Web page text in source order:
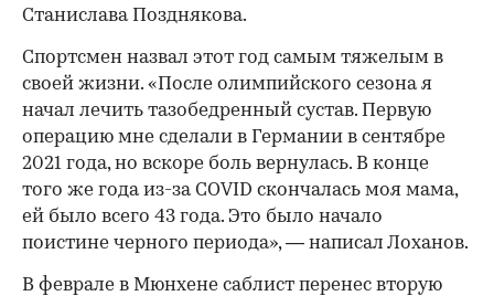
Станислава Позднякова.
Спортсмен назвал этот год самым тяжелым в
своей жизни. «После олимпийского сезона я
начал лечить тазобедренный сустав. Первую
операцию мне сделали в Германии в сентябре
2021 года, но вскоре боль вернулась. В конце
того же года из-за COVID скончалась моя мама,
ей было всего 43 года. Это было начало
поистине черного периода», — написал Лоханов.
В феврале в Мюнхене саблист перенес вторую